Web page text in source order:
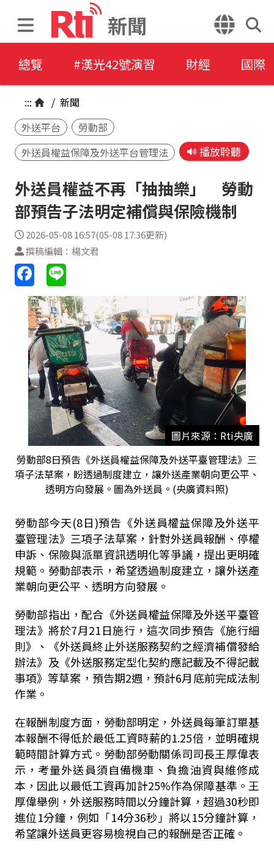
新聞
總覽 #漢光42號演習 財經 國際
::: / 新聞
外送平台
勞動部
外送員權益保障及外送平台管理法
播放聆聽
外送員權益不再「抽抽樂」 勞動
部預告子法明定補償與保險機制
2026-05-08 16:57(05-08 17:36更新)
撰稿編輯：楊文君
圖片來源：Rti央廣
勞動部8日預告《外送員權益保障及外送平臺管理法》三
項子法草案，盼透過制度建立，讓外送產業朝向更公平、
透明方向發展。圖為外送員。(央廣資料照)
勞動部今天(8日)預告《外送員權益保障及外送平
臺管理法》三項子法草案，針對外送員報酬、停權
申訴、保險與派單資訊透明化等爭議，提出更明確
規範。勞動部表示，希望透過制度建立，讓外送產
業朝向更公平、透明方向發展。
勞動部指出，配合《外送員權益保障及外送平臺管
理法》將於7月21日施行，這次同步預告《施行細
則》、《外送員終止外送服務契約之經濟補償發給
辦法》及《外送服務定型化契約應記載及不得記載
事項》等草案，預告期2週，預計6月底前完成法制
作業。
在報酬制度方面，勞動部明定，外送員每筆訂單基
本報酬不得低於最低工資時薪的1.25倍，並明確規
範時間計算方式。勞動部勞動關係司司長王厚偉表
示，考量外送員須自備機車、負擔油資與維修成
本，因此以最低工資再加計25%作為保障基準。王
厚偉舉例，外送服務時間以分鐘計算，超過30秒即
進位1分鐘，例如「14分36秒」將以15分鐘計算，
希望讓外送員更容易檢視自己的報酬是否正確。